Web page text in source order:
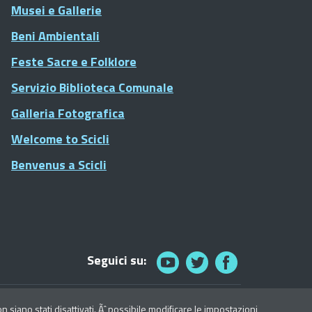
Musei e Gallerie
Beni Ambientali
Feste Sacre e Folklore
Servizio Biblioteca Comunale
Galleria Fotografica
Welcome to Scicli
Benvenus a Scicli
Seguici su:
2021 Comune di Scicli - Tutti i diritti riservati
stati disattivati. Ãˆ possibile modificare le impostazioni